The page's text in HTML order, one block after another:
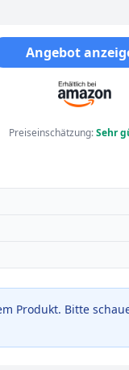
Angebot
Preiseinschätzung:Sehr
Produkt. Bitte